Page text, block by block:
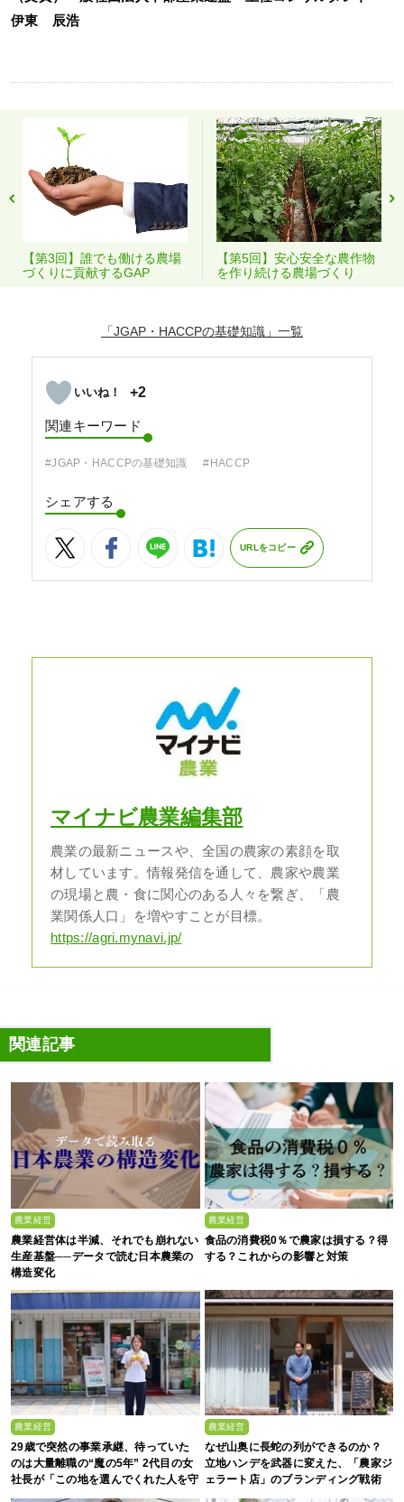
伊東 辰浩
【第3回】誰でも働ける農場
づくりに貢献するGAP
【第5回】安心安全な農作物
を作り続ける農場づくり
「JGAP・HACCPの基礎知識」
+2
関連キーワード
#JGAP・HACCPの基礎知識 #HACCP
シェアする
URLをコピー
マイナビ農業編集部
農業の最新ニュースや、全国の農家の素顔を取
材しています。情報発信を通して、農家や農業
の現場と農・食に関心のある人々を繋ぎ、「農
業関係人口」を増やすことが目標。
https://agri.mynavi.jp/
関連記事
農業経営
農業経営体は半減、それでも崩れない
生産基盤──データで読む日本農業の
構造変化
農業経営
食品の消費税0％で農家は損する？得
する？これからの影響と対策
農業経営
29歳で突然の事業承継、待っていた
のは大量離職の“魔の5年” 2代目の女
社長が「この地を選んでくれた人を守
る」と誓った日
農業経営
なぜ山奥に長蛇の列ができるのか？
立地ハンデを武器に変えた、「農家ジ
ェラート店」のブランディング戦術